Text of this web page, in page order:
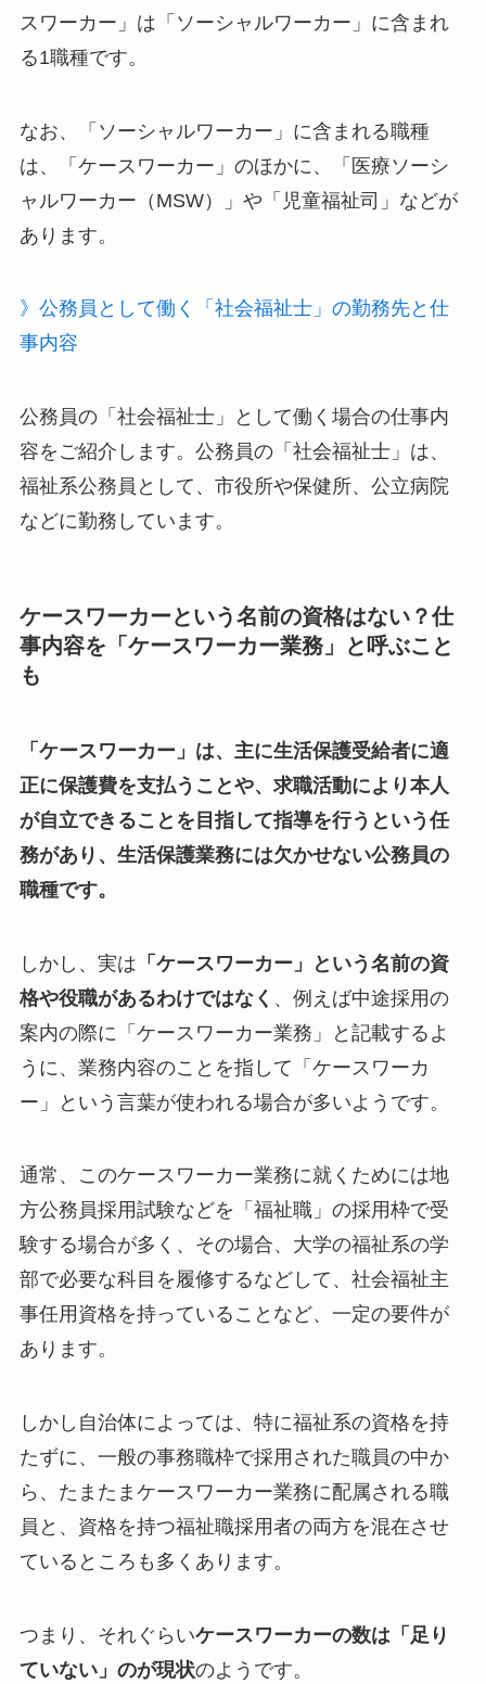
スワーカー」は「ソーシャルワーカー」に含まれ
る1職種です。
なお、「ソーシャルワーカー」に含まれる職種
は、「ケースワーカー」のほかに、「医療ソーシ
ャルワーカー（MSW）」や「児童福祉司」などが
あります。
》公務員として働く「社会福祉士」の勤務先と仕
事内容
公務員の「社会福祉士」として働く場合の仕事内
容をご紹介します。公務員の「社会福祉士」は、
福祉系公務員として、市役所や保健所、公立病院
などに勤務しています。
ケースワーカーという名前の資格はない？仕
事内容を「ケースワーカー業務」と呼ぶこと
も
「ケースワーカー」は、主に生活保護受給者に適
正に保護費を支払うことや、求職活動により本人
が自立できることを目指して指導を行うという任
務があり、生活保護業務には欠かせない公務員の
職種です。
しかし、実は 「ケースワーカー」という名前の資
格や役職があるわけではなく 、例えば中途採用の
案内の際に「ケースワーカー業務」と記載するよ
うに、業務内容のことを指して「ケースワーカ
ー」という言葉が使われる場合が多いようです。
通常、このケースワーカー業務に就くためには地
方公務員採用試験などを「福祉職」の採用枠で受
験する場合が多く、その場合、大学の福祉系の学
部で必要な科目を履修するなどして、社会福祉主
事任用資格を持っていることなど、一定の要件が
あります。
しかし自治体によっては、特に福祉系の資格を持
たずに、一般の事務職枠で採用された職員の中か
ら、たまたまケースワーカー業務に配属される職
員と、資格を持つ福祉職採用者の両方を混在させ
ているところも多くあります。
つまり、それぐらいケースワーカーの数は「足り
ていない」のが現状のようです。